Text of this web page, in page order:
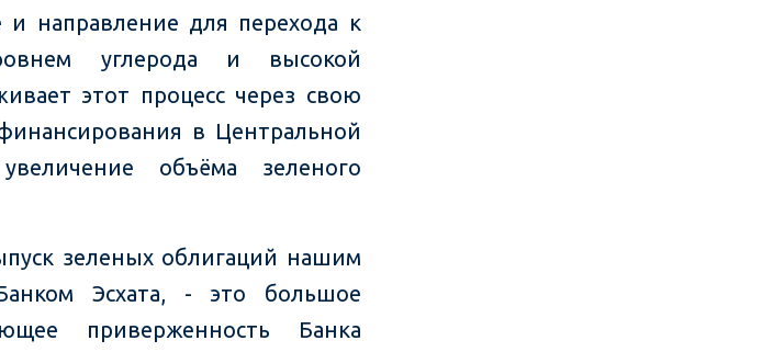
и направление для перехода к
углерода и высокой
этот процесс через свою
в Центральной
объёма зеленого
зеленых облигаций нашим
Эсхата, - это большое
приверженность Банка